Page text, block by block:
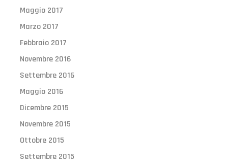
Maggio 2017
Marzo 2017
Febbraio 2017
Novembre 2016
Settembre 2016
Maggio 2016
Dicembre 2015
Novembre 2015
Ottobre 2015
Settembre 2015